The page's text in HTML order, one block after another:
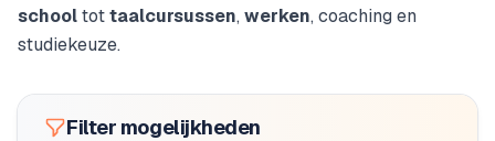
schooltottaalcursussen, werken, coaching en
studiekeuze.
Tussenjaar programma's
Filter mogelijkheden